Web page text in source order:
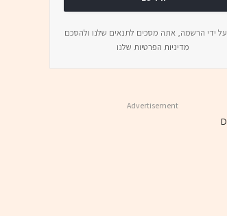
על ידי הרשמה, אתה מסכים לתנאים שלנו ולהסכם
מדיניות הפרטיות שלנו
Advertisement